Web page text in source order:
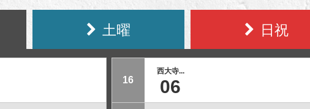
土曜 日祝
16
西大寺...
06